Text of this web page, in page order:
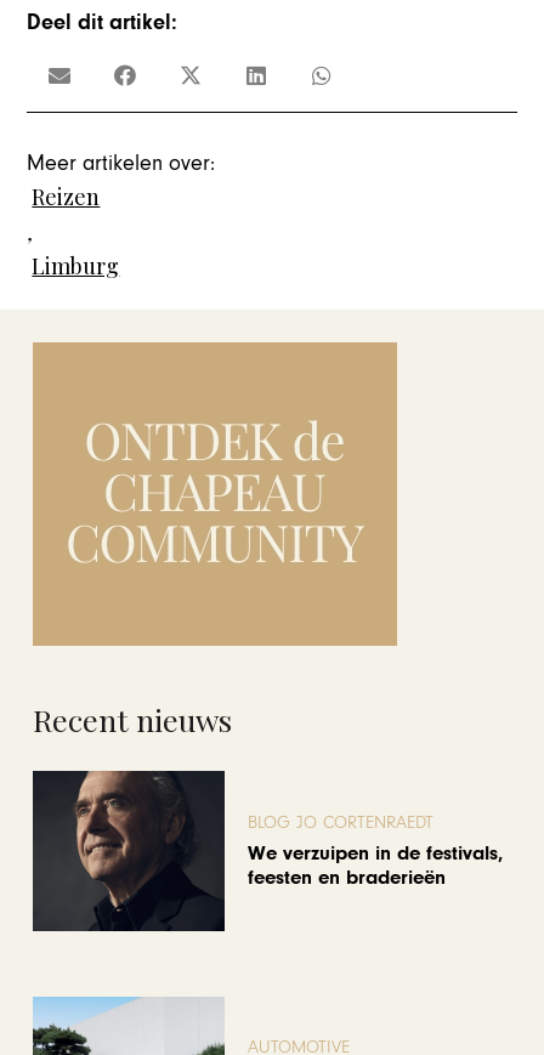
Deel dit artikel:
Meer artikelen over:
Reizen
,
Limburg
Recent nieuws
BLOG JO CORTENRAEDT
We verzuipen in de festivals,
feesten en braderieën
AUTOMOTIVE